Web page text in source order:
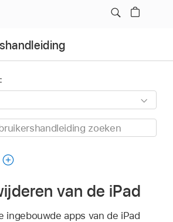
van de iPad
ingebouwde apps van de iPad